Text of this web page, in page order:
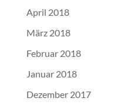
April 2018
März 2018
Februar 2018
Januar 2018
Dezember 2017